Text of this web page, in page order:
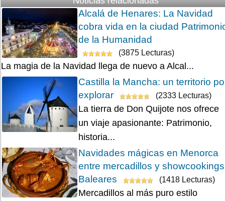
Alcalá de Henares: La Navidad
cobra vida en la ciudad
de la Humanidad
(3875 Lecturas)
La magia de la Navidad llega de nuevo a Alcal...
Castilla la Mancha: un territorio
explorar
(2333 Lecturas)
La tierra de Don Quijote nos ofrece
un viaje apasionante: Patrimonio,
historia...
Navidades mágicas en Menorca
entre mercadillos y
Baleares
(1418 Lecturas)
Mercadillos al más puro estilo